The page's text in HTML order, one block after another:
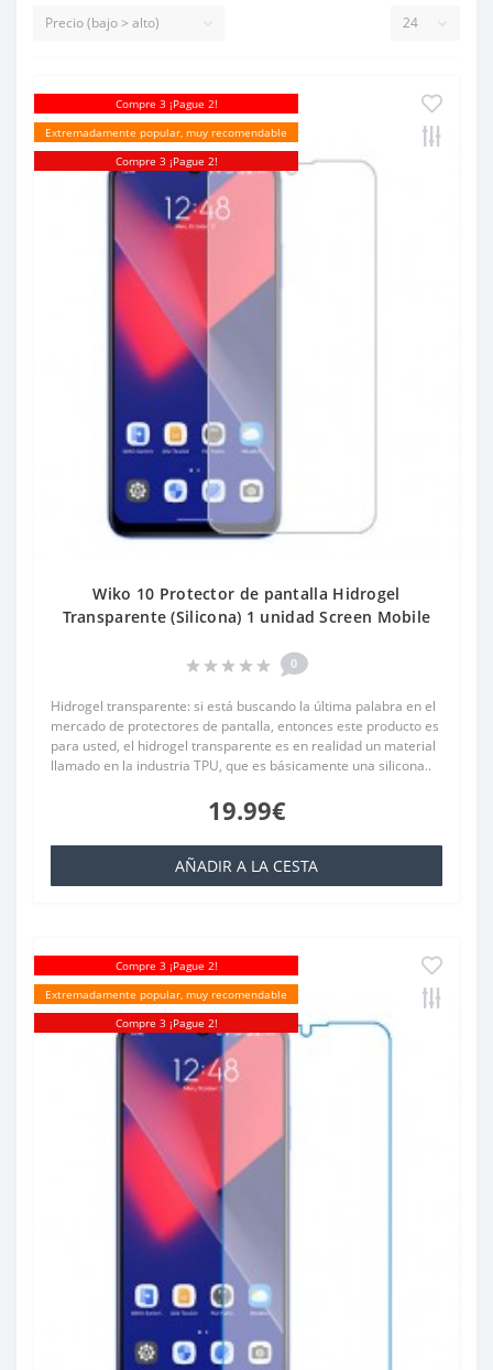
Compre 3 ¡Pague 2!
Extremadamente popular, muy recomendable
Compre 3 ¡Pague 2!
Wiko 10 Protector de pantalla Hidrogel
Transparente (Silicona) 1 unidad Screen Mobile
0
Hidrogel transparente: si está buscando la última palabra en el
mercado de protectores de pantalla, entonces este producto es
para usted, el hidrogel transparente es en realidad un material
llamado en la industria TPU, que es básicamente una silicona..
19.99€
AÑADIR A LA CESTA
Compre 3 ¡Pague 2!
Extremadamente popular, muy recomendable
Compre 3 ¡Pague 2!